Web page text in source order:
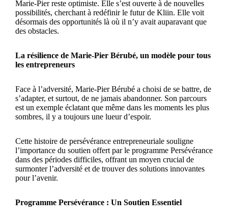
Marie-Pier reste optimiste. Elle s’est ouverte à de nouvelles
possibilités, cherchant à redéfinir le futur de Kliin. Elle voit
désormais des opportunités là où il n’y avait auparavant que
des obstacles.
La résilience de Marie-Pier Bérubé, un modèle pour tous
les entrepreneurs
Face à l’adversité, Marie-Pier Bérubé a choisi de se battre, de
s’adapter, et surtout, de ne jamais abandonner. Son parcours
est un exemple éclatant que même dans les moments les plus
sombres, il y a toujours une lueur d’espoir.
Cette histoire de persévérance entrepreneuriale souligne
l’importance du soutien offert par le programme Persévérance
dans des périodes difficiles, offrant un moyen crucial de
surmonter l’adversité et de trouver des solutions innovantes
pour l’avenir.
Programme Persévérance : Un Soutien Essentiel